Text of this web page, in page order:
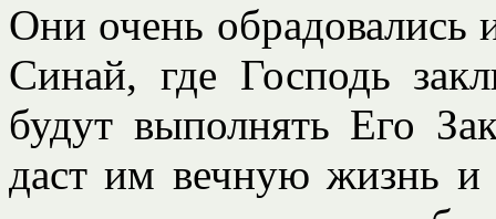
Они очень
Синай, где Господь
будут выполнять Его
даст им вечную жизнь